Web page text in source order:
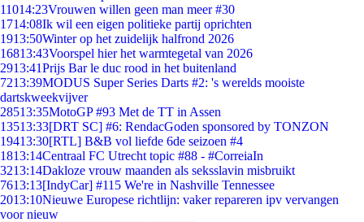
11014:23Vrouwen willen geen man meer #30
1714:08Ik wil een eigen politieke partij oprichten
1913:50Winter op het zuidelijk halfrond 2026
16813:43Voorspel hier het warmtegetal van 2026
2913:41Prijs Bar le duc rood in het buitenland
7213:39MODUS Super Series Darts #2: 's werelds mooiste
dartskweekvijver
28513:35MotoGP #93 Met de TT in Assen
13513:33[DRT SC] #6: RendacGoden sponsored by TONZON
19413:30[RTL] B&B vol liefde 6de seizoen #4
1813:14Centraal FC Utrecht topic #88 - #CorreiaIn
3213:14Dakloze vrouw maanden als seksslavin misbruikt
7613:13[IndyCar] #115 We're in Nashville Tennessee
2013:10Nieuwe Europese richtlijn: vaker repareren ipv vervangen
voor nieuw